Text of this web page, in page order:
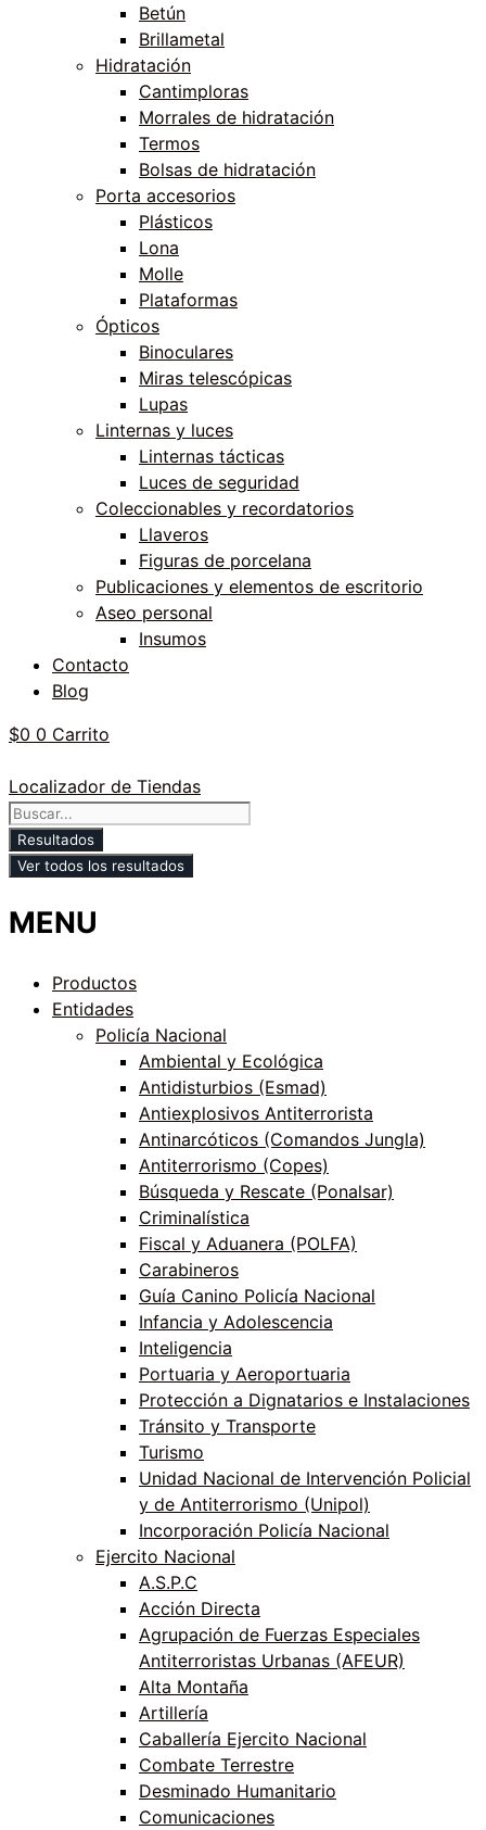
Betún
Brillametal
Hidratación
Cantimploras
Morrales de hidratación
Termos
Bolsas de hidratación
Porta accesorios
Plásticos
Lona
Molle
Plataformas
Ópticos
Binoculares
Miras telescópicas
Lupas
Linternas y luces
Linternas tácticas
Luces de seguridad
Coleccionables y recordatorios
Llaveros
Figuras de porcelana
Publicaciones y elementos de escritorio
Aseo personal
Insumos
Contacto
Blog
$0 0 Carrito
Localizador de Tiendas
Search
...Resultados
Ver todos los resultados
MENU
Productos
Entidades
Policía Nacional
Ambiental y Ecológica
Antidisturbios (Esmad)
Antiexplosivos Antiterrorista
Antinarcóticos (Comandos Jungla)
Antiterrorismo (Copes)
Búsqueda y Rescate (Ponalsar)
Criminalística
Fiscal y Aduanera (POLFA)
Carabineros
Guía Canino Policía Nacional
Infancia y Adolescencia
Inteligencia
Portuaria y Aeroportuaria
Protección a Dignatarios e Instalaciones
Tránsito y Transporte
Turismo
Unidad Nacional de Intervención Policial
y de Antiterrorismo (Unipol)
Incorporación Policía Nacional
Ejercito Nacional
A.S.P.C
Acción Directa
Agrupación de Fuerzas Especiales
Antiterroristas Urbanas (AFEUR)
Alta Montaña
Artillería
Caballería Ejercito Nacional
Combate Terrestre
Desminado Humanitario
Comunicaciones